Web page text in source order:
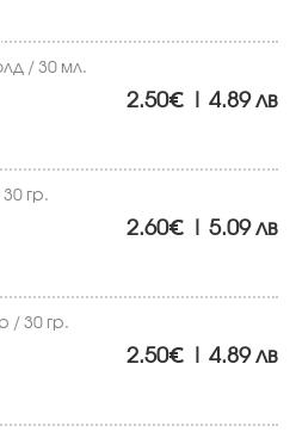
/ 30 мл.
2.50€ | 4.89 лв
гр.
2.60€ | 5.09 лв
/ 30 гр.
2.50€ | 4.89 лв